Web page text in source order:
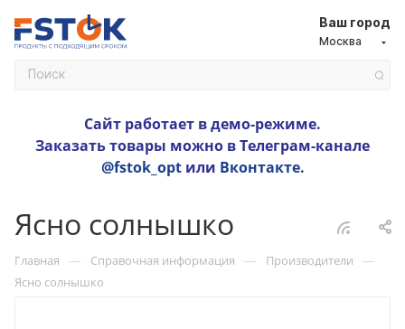
Ваш город
Москва
Сайт работает в демо-режиме.
Заказать товары можно в Телеграм-канале
@fstok_optили Вконтакте.
Ясно солнышко
Главная — Справочная информация — Производители —
Ясно солнышко